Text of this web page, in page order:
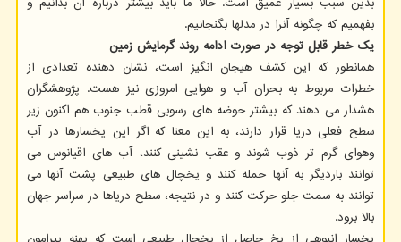
بفهمیم که چگونه آنرا در مدلها بگنجانیم.
یک خطر قابل توجه در صورت ادامه روند گرمایش زمین
همانطور که این کشف هیجان انگیز است، نشان دهنده تعدادی از
خطرات مربوط به بحران آب و هوایی امروزی نیز هست. پژوهشگران
هشدار می دهند که بیشتر حوضه های رسوبی قطب جنوب هم اکنون زیر
سطح فعلی دریا قرار دارند، به این معنا که اگر این یخسارها در آب
وهوای گرم تر ذوب شوند و عقب نشینی کنند، آب های اقیانوس می
توانند باردیگر به آنها حمله کنند و یخچال های طبیعی پشت آنها می
توانند به سمت جلو حرکت کنند و در نتیجه، سطح دریاها در سراسر جهان
بالا برود.